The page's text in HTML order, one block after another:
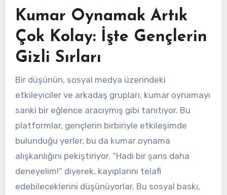
Kumar Oynamak Artık
Çok Kolay: İşte Gençlerin
Gizli Sırları
Bir düşünün, sosyal medya üzerindeki
etkileyiciler ve arkadaş grupları, kumar oynamayı
sanki bir eğlence aracıymış gibi tanıtıyor. Bu
platformlar, gençlerin birbiriyle etkileşimde
bulunduğu yerler, bu da kumar oynama
alışkanlığını pekiştiriyor. “Hadi bir şans daha
deneyelim!” diyerek, kayıplarını telafi
edebileceklerini düşünüyorlar. Bu sosyal baskı,